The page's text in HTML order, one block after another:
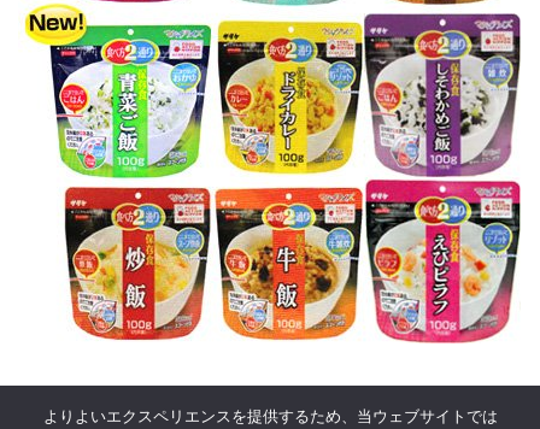
よりよいエクスペリエンスを提供するため、当ウェブサイトでは